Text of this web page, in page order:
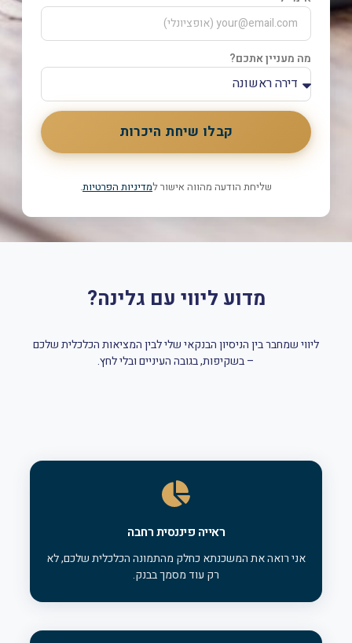
מה מעניין אתכם?
קבלו שיחת היכרות
שליחת הודעה מהווה אישור למדיניות הפרטיות.
מדוע ליווי עם גלינה?
ליווי שמחבר בין הניסיון הבנקאי שלי לבין המציאות הכלכלית שלכם
– בשקיפות, בגובה העיניים ובלי לחץ.
ראייה פיננסית רחבה
אני רואה את המשכנתא כחלק מהתמונה הכלכלית שלכם, לא
רק עוד מסמך בבנק.